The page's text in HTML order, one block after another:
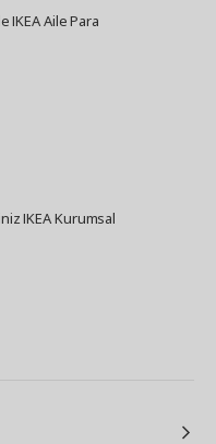
IKEA Aile Para
IKEA Kurumsal